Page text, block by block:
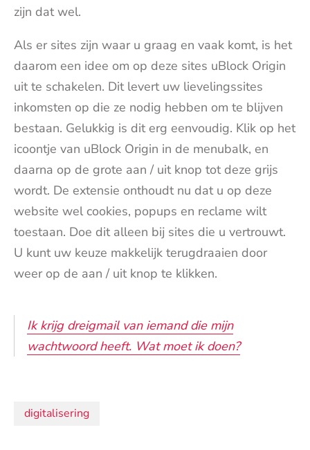
zijn dat wel.
Als er sites zijn waar u graag en vaak komt, is het
daarom een idee om op deze sites uBlock Origin
uit te schakelen. Dit levert uw lievelingssites
inkomsten op die ze nodig hebben om te blijven
bestaan. Gelukkig is dit erg eenvoudig. Klik op het
icoontje van uBlock Origin in de menubalk, en
daarna op de grote aan / uit knop tot deze grijs
wordt. De extensie onthoudt nu dat u op deze
website wel cookies, popups en reclame wilt
toestaan. Doe dit alleen bij sites die u vertrouwt.
U kunt uw keuze makkelijk terugdraaien door
weer op de aan / uit knop te klikken.
Ik krijg dreigmail van iemand die mijn
wachtwoord heeft. Wat moet ik doen?
Onderwerpen:
digitalisering